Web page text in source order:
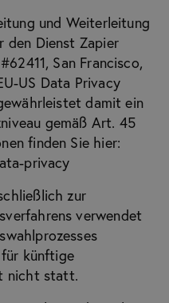
und Weiterleitung
den Dienst Zapier
San Francisco,
US Data Privacy
damit ein
gemäß Art. 45
finden Sie hier:
privacy
zur
verwendet
künftige
nicht statt.